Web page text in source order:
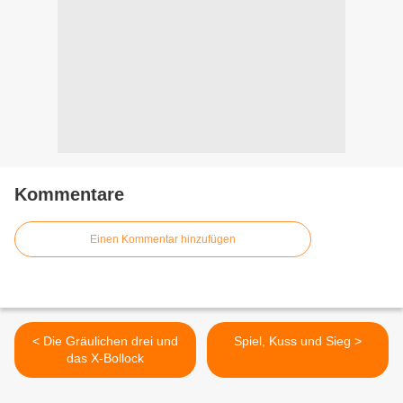
Kommentare
Einen Kommentar hinzufügen
< Die Gräulichen drei und
das X-Bollock
Spiel, Kuss und Sieg >